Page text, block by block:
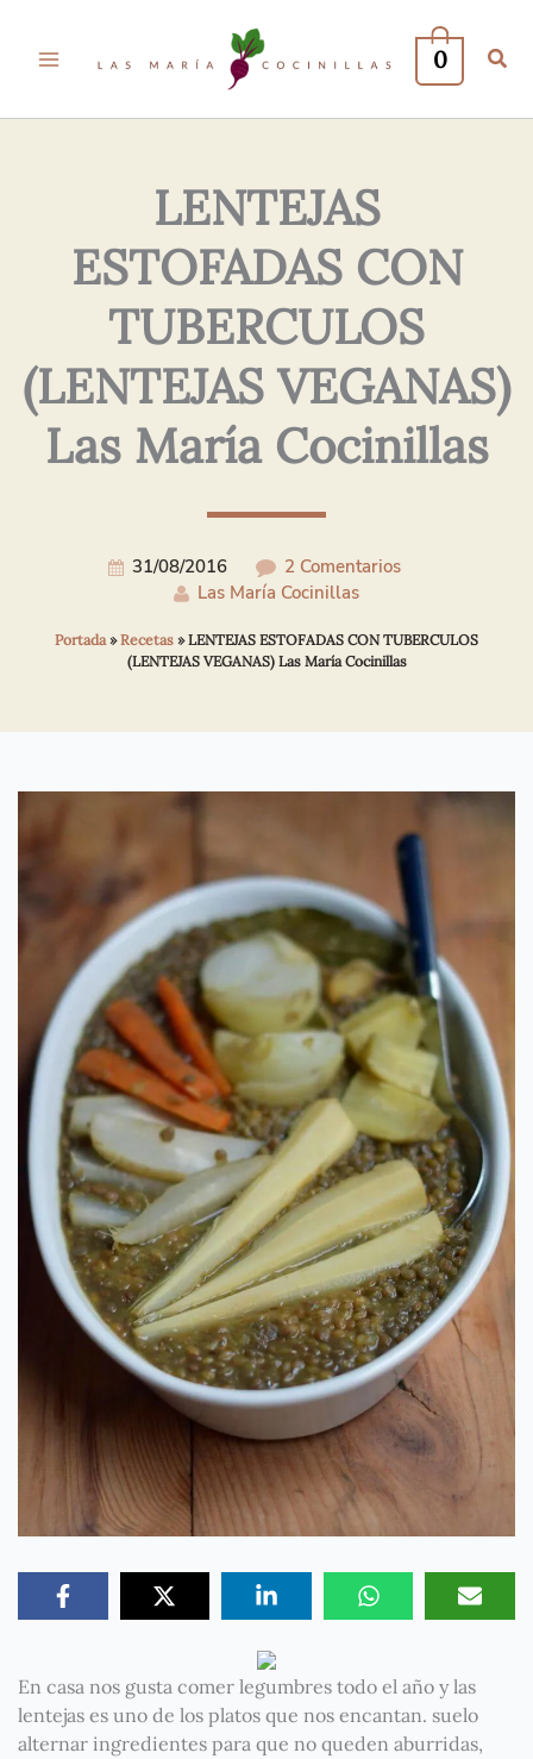
0
LENTEJAS
ESTOFADAS CON
TUBERCULOS
(LENTEJAS VEGANAS)
Las María Cocinillas
31/08/2016
2 Comentarios
Las María Cocinillas
Portada»Recetas »LENTEJAS ESTOFADAS CON TUBERCULOS
(LENTEJAS VEGANAS) Las María Cocinillas
En casa nos gusta comer legumbres todo el año y las
lentejas es uno de los platos que nos encantan. suelo
alternar ingredientes para que no queden aburridas,
Electrónico*